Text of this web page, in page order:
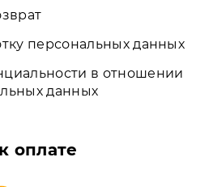
персональных данных
в отношении
данных
оплате